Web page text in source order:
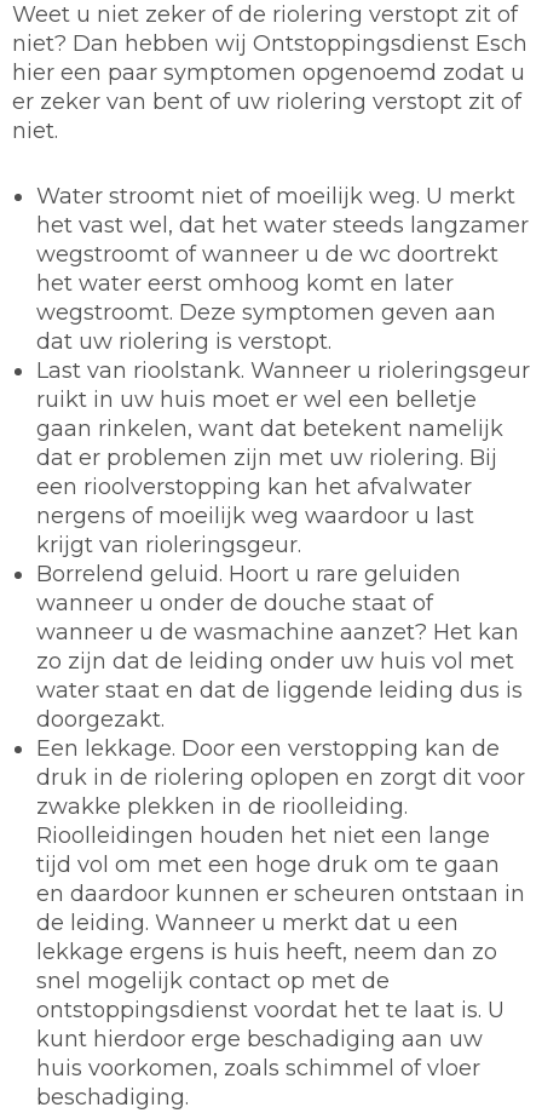
Weet u niet zeker of de riolering verstopt zit of
niet? Dan hebben wij Ontstoppingsdienst Esch
hier een paar symptomen opgenoemd zodat u
er zeker van bent of uw riolering verstopt zit of
niet.
Water stroomt niet of moeilijk weg. U merkt
het vast wel, dat het water steeds langzamer
wegstroomt of wanneer u de wc doortrekt
het water eerst omhoog komt en later
wegstroomt. Deze symptomen geven aan
dat uw riolering is verstopt.
Last van rioolstank. Wanneer u rioleringsgeur
ruikt in uw huis moet er wel een belletje
gaan rinkelen, want dat betekent namelijk
dat er problemen zijn met uw riolering. Bij
een rioolverstopping kan het afvalwater
nergens of moeilijk weg waardoor u last
krijgt van rioleringsgeur.
Borrelend geluid. Hoort u rare geluiden
wanneer u onder de douche staat of
wanneer u de wasmachine aanzet? Het kan
zo zijn dat de leiding onder uw huis vol met
water staat en dat de liggende leiding dus is
doorgezakt.
Een lekkage. Door een verstopping kan de
druk in de riolering oplopen en zorgt dit voor
zwakke plekken in de rioolleiding.
Rioolleidingen houden het niet een lange
tijd vol om met een hoge druk om te gaan
en daardoor kunnen er scheuren ontstaan in
de leiding. Wanneer u merkt dat u een
lekkage ergens is huis heeft, neem dan zo
snel mogelijk contact op met de
ontstoppingsdienst voordat het te laat is. U
kunt hierdoor erge beschadiging aan uw
huis voorkomen, zoals schimmel of vloer
beschadiging.